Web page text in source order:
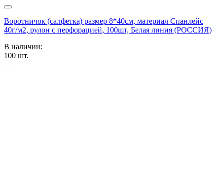
Воротничок (салфетка) размер 8*40см, материал Спанлейс
40г/м2, рулон с перфорацией, 100шт, Белая линия (РОССИЯ)
В наличии:
100 шт.